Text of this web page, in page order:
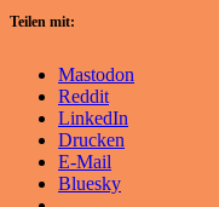
Teilen mit:
Mastodon
Reddit
LinkedIn
Drucken
E-Mail
Bluesky